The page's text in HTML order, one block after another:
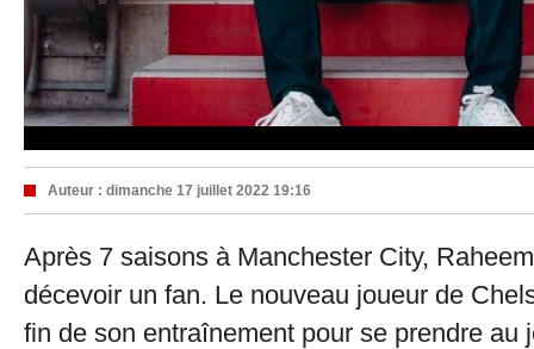
Auteur : dimanche 17 juillet 2022 19:16
Après 7 saisons à Manchester City,
décevoir un fan. Le nouveau joueur de
fin de son entraînement pour se prendre au